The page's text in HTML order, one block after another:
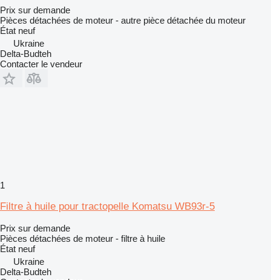
Prix sur demande
Pièces détachées de moteur - autre pièce détachée du moteur
État neuf
Ukraine
Delta-Budteh
Contacter le vendeur
1
Filtre à huile pour tractopelle Komatsu WB93r-5
Prix sur demande
Pièces détachées de moteur - filtre à huile
État neuf
Ukraine
Delta-Budteh